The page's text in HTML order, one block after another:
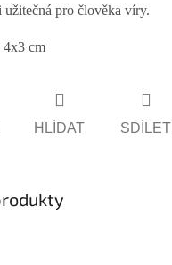
užitečná pro člověka víry.
cm
HLÍDAT SDÍLET